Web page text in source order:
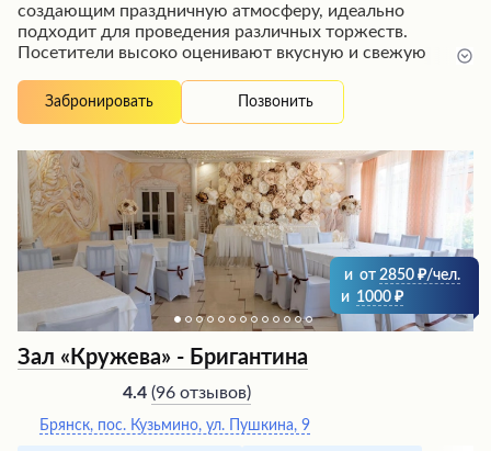
создающим праздничную атмосферу, идеально
подходит для проведения различных торжеств.
Посетители высоко оценивают вкусную и свежую
обслуживание официантов. Особого внимания
заслуживает гостеприимство администрации, которая
удобства гостей.
Забронировать Позвонить
и от 2850
/чел.
и 1000
Зал «Кружева» - Бригантина
4.4 (96 отзывов)
Брянск, пос. Кузьмино, ул. Пушкина, 9